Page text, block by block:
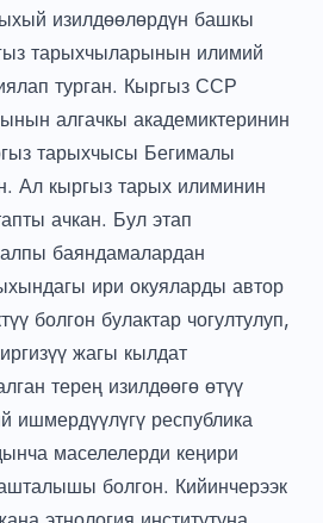
изилдөөлөрдүн башкы
тарыхчыларынын илимий
турган. Кыргыз ССР
алгачкы академиктеринин
тарыхчысы Бегималы
Ал кыргыз тарых илиминин
ачкан. Бул этап
баяндамалардан
ири окуяларды автор
болгон булактар чогултулуп,
жагы кылдат
терең изилдөөгө өтүү
ишмердүүлүгү республика
маселелерди кеңири
болгон. Кийинчерээк
этнология институтуна